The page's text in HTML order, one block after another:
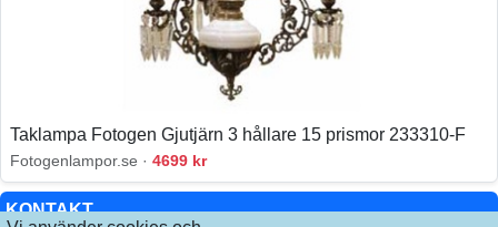
KONTAKT
Taklampa Fotogen Gjutjärn 3 hållare 15 prismor 233310-F
Fotogenlampor.se · 4699 kr